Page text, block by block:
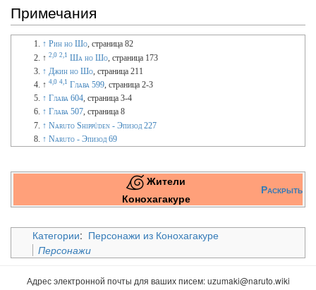
Примечания
↑ Рин но Шо, страница 82
↑2,0 2,1 Ша но Шо , страница 173
↑ Джин но Шо , страница 211
↑4,0 4,1 Глава 599, страница 2-3
↑ Глава 604, страница 3-4
↑ Глава 507, страница 8
↑ Naruto Shippūden - Эпизод 227
↑ Naruto - Эпизод 69
Жители
Конохагакуре
Раскрыть
Категории: Персонажи из Конохагакуре
Персонажи
Адрес электронной почты для ваших писем:uzumaki